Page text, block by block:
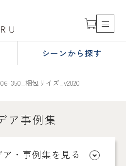
シーンから探す
350_梱包サイズ_v2020
ア事例集
・事例集を見る